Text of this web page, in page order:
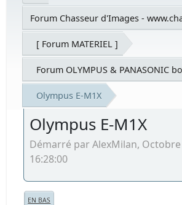
Forum Chasseur d'Images -
[ Forum MATERIEL ]
Forum OLYMPUS & PANASONIC
Olympus E-M1X
Olympus E-M1X
Démarré par AlexMilan, Octobre
16:28:00
EN BAS